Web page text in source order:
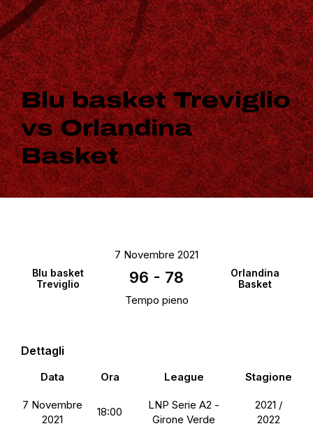
Blu basket Treviglio
vs Orlandina
Basket
Blu basket
Treviglio
Orlandina
Basket
7 Novembre 2021
96 - 78
Tempo pieno
Dettagli
Data Ora League Stagione
7 Novembre
2021
18:00
LNP Serie A2 -
Girone Verde
2021 /
2022